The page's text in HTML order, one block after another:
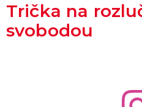
Trička na
svobodou